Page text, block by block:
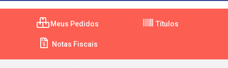
Meus Pedidos Títulos
Notas Fiscais